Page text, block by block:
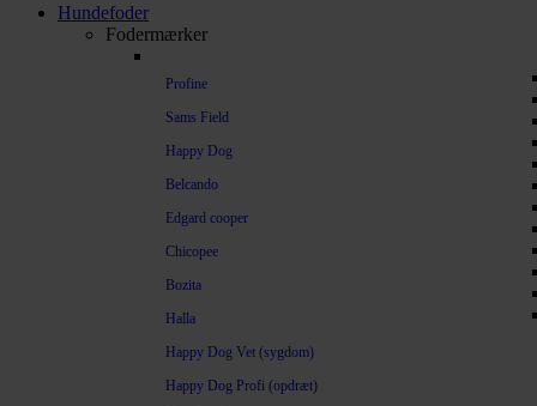
Hundefoder
Fodermærker
Profine
Sams Field
Happy Dog
Belcando
Edgard cooper
Chicopee
Bozita
Halla
Happy Dog Vet (sygdom)
Happy Dog Profi (opdræt)